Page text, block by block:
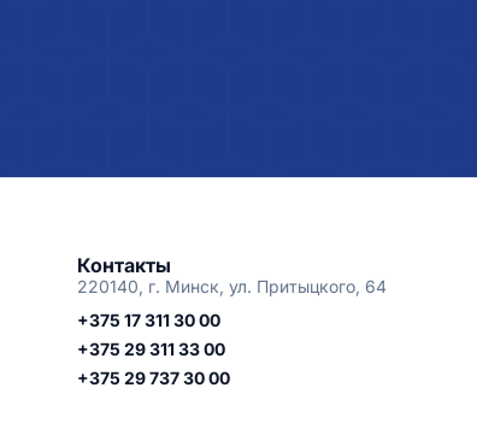
Контакты
220140, г. Минск, ул. Притыцкого, 64
+375 17 311 30 00
+375 29 311 33 00
+375 29 737 30 00